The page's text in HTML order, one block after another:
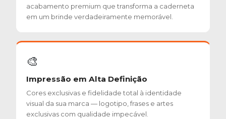
acabamento premium que transforma a caderneta
em um brinde verdadeiramente memorável.
🎨
Impressão em Alta Definição
Cores exclusivas e fidelidade total à identidade
visual da sua marca — logotipo, frases e artes
exclusivas com qualidade impecável.